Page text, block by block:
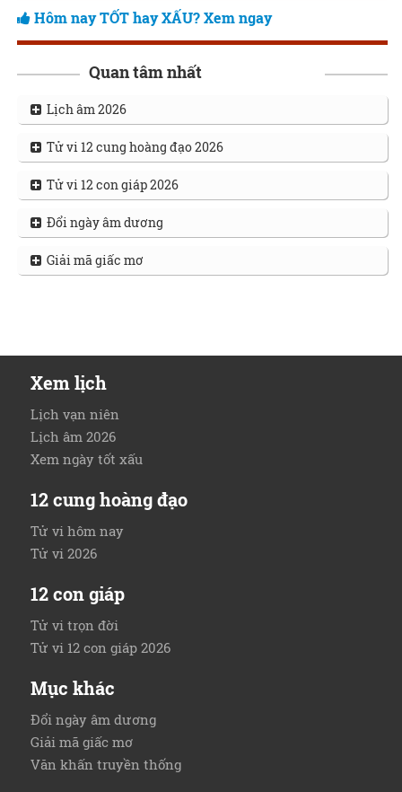
Hôm nay TỐT hay XẤU? Xem ngay
Quan tâm nhất
Lịch âm 2026
Tử vi 12 cung hoàng đạo 2026
Tử vi 12 con giáp 2026
Đổi ngày âm dương
Giải mã giấc mơ
Xem lịch
Lịch vạn niên
Lịch âm 2026
Xem ngày tốt xấu
12 cung hoàng đạo
Tử vi hôm nay
Tử vi 2026
12 con giáp
Tử vi trọn đời
Tử vi 12 con giáp 2026
Mục khác
Đổi ngày âm dương
Giải mã giấc mơ
Văn khấn truyền thống